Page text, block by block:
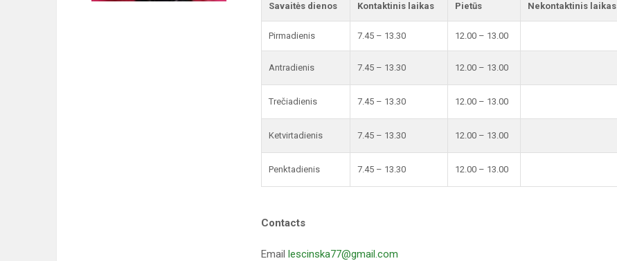
Savaitės dienos Kontaktinis laikas Pietūs Nekontaktinis laikas
Pirmadienis 7.45 – 13.30 12.00 – 13.00
Antradienis 7.45 – 13.30 12.00 – 13.00
Trečiadienis 7.45 – 13.30 12.00 – 13.00
Ketvirtadienis 7.45 – 13.30 12.00 – 13.00
Penktadienis 7.45 – 13.30 12.00 – 13.00
Contacts
Email lescinska77@gmail.com